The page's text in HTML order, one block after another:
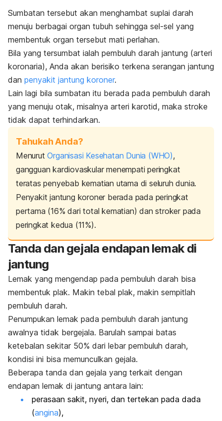
Sumbatan tersebut akan menghambat suplai darah
menuju berbagai organ tubuh sehingga sel-sel yang
membentuk organ tersebut mati perlahan.
Bila yang tersumbat ialah pembuluh darah jantung (arteri
koronaria), Anda akan berisiko terkena serangan jantung
dan penyakit jantung koroner.
Lain lagi bila sumbatan itu berada pada pembuluh darah
yang menuju otak, misalnya arteri karotid, maka stroke
tidak dapat terhindarkan.
Tahukah Anda?
MenurutOrganisasi Kesehatan Dunia (WHO),
gangguan kardiovaskular menempati peringkat
teratas penyebab kematian utama di seluruh dunia.
Penyakit jantung koroner berada pada peringkat
pertama (16% dari total kematian) dan stroker pada
peringkat kedua (11%).
Tanda dan gejala endapan lemak di
jantung
Lemak yang mengendap pada pembuluh darah bisa
membentuk plak. Makin tebal plak, makin sempitlah
pembuluh darah.
Penumpukan lemak pada pembuluh darah jantung
awalnya tidak bergejala. Barulah sampai batas
ketebalan sekitar 50% dari lebar pembuluh darah,
kondisi ini bisa memunculkan gejala.
Beberapa tanda dan gejala yang terkait dengan
endapan lemak di jantung antara lain:
perasaan sakit, nyeri, dan tertekan pada dada
(angina),